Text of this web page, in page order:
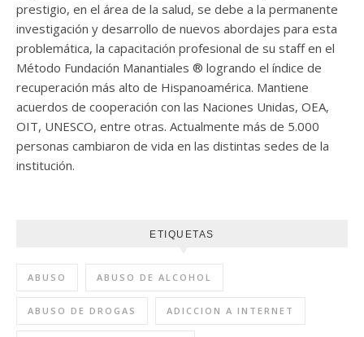
prestigio, en el área de la salud, se debe a la permanente
investigación y desarrollo de nuevos abordajes para esta
problemática, la capacitación profesional de su staff en el
Método Fundación Manantiales ® logrando el índice de
recuperación más alto de Hispanoamérica. Mantiene
acuerdos de cooperación con las Naciones Unidas, OEA,
OIT, UNESCO, entre otras. Actualmente más de 5.000
personas cambiaron de vida en las distintas sedes de la
institución.
ETIQUETAS
ABUSO ABUSO DE ALCOHOL
ABUSO DE DROGAS ADICCION A INTERNET